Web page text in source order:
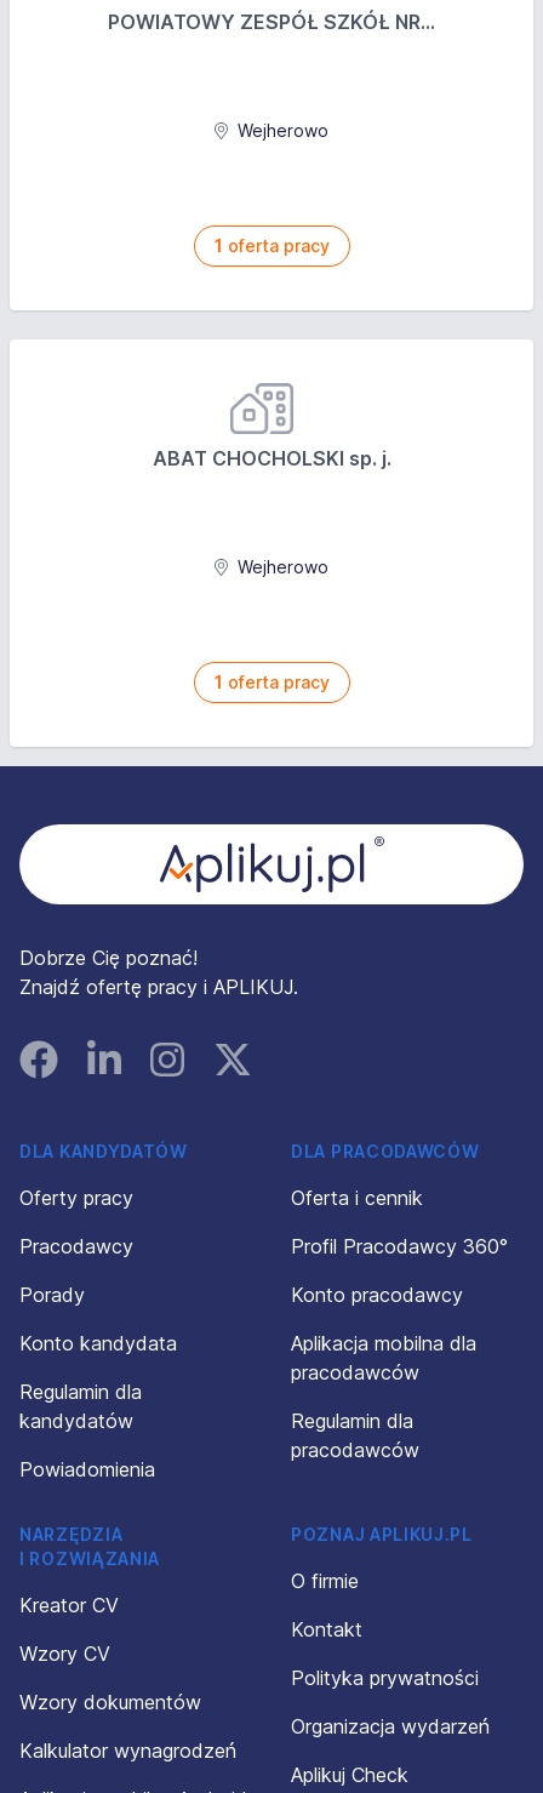
POWIATOWY ZESPÓŁ SZKÓŁ NR...
Wejherowo
1 oferta pracy
ABAT CHOCHOLSKI sp. j.
Wejherowo
1 oferta pracy
Dobrze Cię poznać!
Znajdź ofertę pracy i APLIKUJ.
FacebookLinked InInstagramInstagram
DLA KANDYDATÓW
Oferty pracy
Pracodawcy
Porady
Konto kandydata
Regulamin dla
kandydatów
Powiadomienia
DLA PRACODAWCÓW
Oferta i cennik
Profil Pracodawcy 360°
Konto pracodawcy
Aplikacja mobilna dla
pracodawców
Regulamin dla
pracodawców
NARZĘDZIA
I ROZWIĄZANIA
Kreator CV
Wzory CV
Wzory dokumentów
Kalkulator wynagrodzeń
POZNAJ APLIKUJ.PL
O firmie
Kontakt
Polityka prywatności
Organizacja wydarzeń
Aplikuj Check